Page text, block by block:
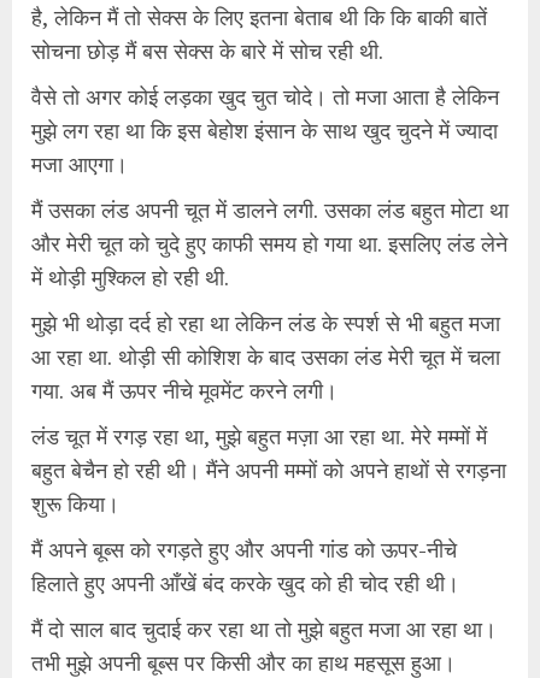
है, लेकिन मैं तो सेक्स के लिए इतना बेताब थी कि कि बाकी बातें
सोचना छोड़ मैं बस सेक्स के बारे में सोच रही थी.
वैसे तो अगर कोई लड़का खुद चुत चोदे। तो मजा आता है लेकिन
मुझे लग रहा था कि इस बेहोश इंसान के साथ खुद चुदने में ज्यादा
मजा आएगा।
मैं उसका लंड अपनी चूत में डालने लगी. उसका लंड बहुत मोटा था
और मेरी चूत को चुदे हुए काफी समय हो गया था. इसलिए लंड लेने
में थोड़ी मुश्किल हो रही थी.
मुझे भी थोड़ा दर्द हो रहा था लेकिन लंड के स्पर्श से भी बहुत मजा
आ रहा था. थोड़ी सी कोशिश के बाद उसका लंड मेरी चूत में चला
गया. अब मैं ऊपर नीचे मूवमेंट करने लगी।
लंड चूत में रगड़ रहा था, मुझे बहुत मज़ा आ रहा था. मेरे मम्मों में
बहुत बेचैन हो रही थी। मैंने अपनी मम्मों को अपने हाथों से रगड़ना
शुरू किया।
मैं अपने बूब्स को रगड़ते हुए और अपनी गांड को ऊपर-नीचे
हिलाते हुए अपनी आँखें बंद करके खुद को ही चोद रही थी।
मैं दो साल बाद चुदाई कर रहा था तो मुझे बहुत मजा आ रहा था।
तभी मुझे अपनी बूब्स पर किसी और का हाथ महसूस हुआ।